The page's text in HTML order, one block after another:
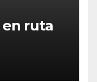
ruta